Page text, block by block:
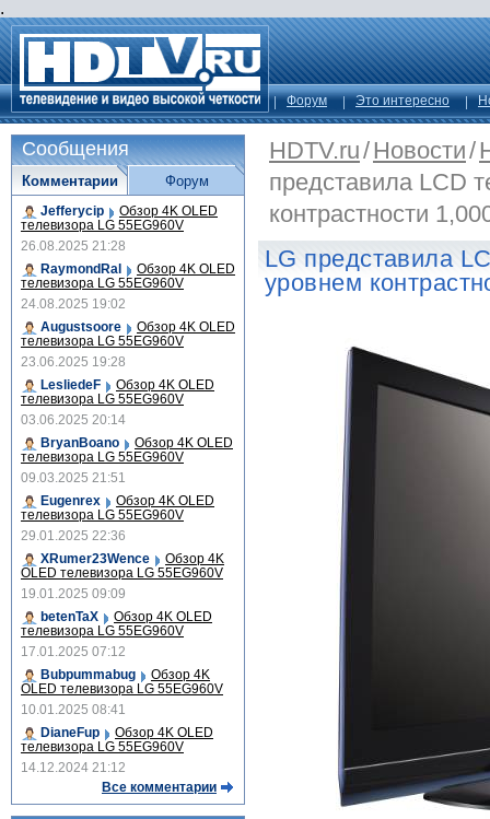
.
Форум Это интересно
HDTV.ru/Новости/
представила LCD
контрастности
LG представила
уровнем
Сообщения
Комментарии
Jefferycip Обзор 4K OLED
телевизора LG 55EG960V
26.08.2025 21:28
RaymondRal
Обзор 4K OLED
телевизора LG 55EG960V
24.08.2025 19:02
Augustsoore
Обзор 4K OLED
телевизора LG 55EG960V
23.06.2025 19:28
LesliedeF
Обзор 4K OLED
телевизора LG 55EG960V
03.06.2025 20:14
BryanBoano
Обзор 4K OLED
телевизора LG 55EG960V
09.03.2025 21:51
Eugenrex
Обзор 4K OLED
телевизора LG 55EG960V
29.01.2025 22:36
XRumer23Wence
Обзор 4K
OLED телевизора LG 55EG960V
19.01.2025 09:09
betenTaX
Обзор 4K OLED
телевизора LG 55EG960V
17.01.2025 07:12
Bubpummabug
Обзор 4K
OLED телевизора LG 55EG960V
10.01.2025 08:41
DianeFup
Обзор 4K OLED
телевизора LG 55EG960V
14.12.2024 21:12
Все комментарии
Форум